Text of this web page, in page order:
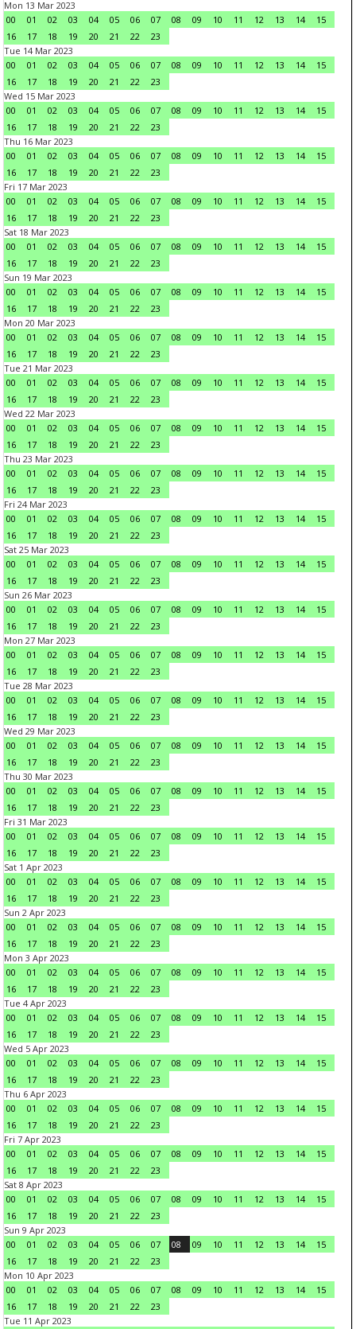
Mon 13 Mar 2023
00
01 02 03 04 05 06 07 08 09 10 11 12 13 14
15
16
17 18 19 20 21 22
23
Tue 14 Mar 2023
00
01 02 03 04 05 06 07 08 09 10 11 12 13 14
15
16
17 18 19 20 21 22
23
Wed 15 Mar 2023
00
01 02 03 04 05 06 07 08 09 10 11 12 13 14
15
16
17 18 19 20 21 22
23
Thu 16 Mar 2023
00
01 02 03 04 05 06 07 08 09 10 11 12 13 14
15
16
17 18 19 20 21 22
23
Fri 17 Mar 2023
00
01 02 03 04 05 06 07 08 09 10 11 12 13 14
15
16
17 18 19 20 21 22
23
Sat 18 Mar 2023
00
01 02 03 04 05 06 07 08 09 10 11 12 13 14
15
16
17 18 19 20 21 22
23
Sun 19 Mar 2023
00
01 02 03 04 05 06 07 08 09 10 11 12 13 14
15
16
17 18 19 20 21 22
23
Mon 20 Mar 2023
00
01 02 03 04 05 06 07 08 09 10 11 12 13 14
15
16
17 18 19 20 21 22
23
Tue 21 Mar 2023
00
01 02 03 04 05 06 07 08 09 10 11 12 13 14
15
16
17 18 19 20 21 22
23
Wed 22 Mar 2023
00
01 02 03 04 05 06 07 08 09 10 11 12 13 14
15
16
17 18 19 20 21 22
23
Thu 23 Mar 2023
00
01 02 03 04 05 06 07 08 09 10 11 12 13 14
15
16
17 18 19 20 21 22
23
Fri 24 Mar 2023
00
01 02 03 04 05 06 07 08 09 10 11 12 13 14
15
16
17 18 19 20 21 22
23
Sat 25 Mar 2023
00
01 02 03 04 05 06 07 08 09 10 11 12 13 14
15
16
17 18 19 20 21 22
23
Sun 26 Mar 2023
00
01 02 03 04 05 06 07 08 09 10 11 12 13 14
15
16
17 18 19 20 21 22
23
Mon 27 Mar 2023
00
01 02 03 04 05 06 07 08 09 10 11 12 13 14
15
16
17 18 19 20 21 22
23
Tue 28 Mar 2023
00
01 02 03 04 05 06 07 08 09 10 11 12 13 14
15
16
17 18 19 20 21 22
23
Wed 29 Mar 2023
00
01 02 03 04 05 06 07 08 09 10 11 12 13 14
15
16
17 18 19 20 21 22
23
Thu 30 Mar 2023
00
01 02 03 04 05 06 07 08 09 10 11 12 13 14
15
16
17 18 19 20 21 22
23
Fri 31 Mar 2023
00
01 02 03 04 05 06 07 08 09 10 11 12 13 14
15
16
17 18 19 20 21 22
23
Sat 1 Apr 2023
00
01 02 03 04 05 06 07 08 09 10 11 12 13 14
15
16
17 18 19 20 21 22
23
Sun 2 Apr 2023
00
01 02 03 04 05 06 07 08 09 10 11 12 13 14
15
16
17 18 19 20 21 22
23
Mon 3 Apr 2023
00
01 02 03 04 05 06 07 08 09 10 11 12 13 14
15
16
17 18 19 20 21 22
23
Tue 4 Apr 2023
00
01 02 03 04 05 06 07 08 09 10 11 12 13 14
15
16
17 18 19 20 21 22
23
Wed 5 Apr 2023
00
01 02 03 04 05 06 07 08 09 10 11 12 13 14
15
16
17 18 19 20 21 22
23
Thu 6 Apr 2023
00
01 02 03 04 05 06 07 08 09 10 11 12 13 14
15
16
17 18 19 20 21 22
23
Fri 7 Apr 2023
00
01 02 03 04 05 06 07 08 09 10 11 12 13 14
15
16
17 18 19 20 21 22
23
Sat 8 Apr 2023
00
01 02 03 04 05 06 07 08 09 10 11 12 13 14
15
16
17 18 19 20 21 22
23
Sun 9 Apr 2023
00
01 02 03 04 05 06 07 08 09 10 11 12 13 14
15
16
17 18 19 20 21 22
23
Mon 10 Apr 2023
00
01 02 03 04 05 06 07 08 09 10 11 12 13 14
15
16
17 18 19 20 21 22
23
Tue 11 Apr 2023